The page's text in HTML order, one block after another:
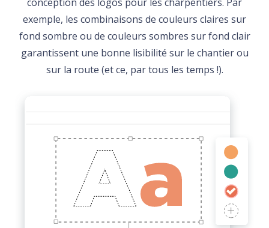
exemple, les combinaisons de couleurs claires sur
fond sombre ou de couleurs sombres sur fond clair
garantissent une bonne lisibilité sur le chantier ou
sur la route (et ce, par tous les temps !).